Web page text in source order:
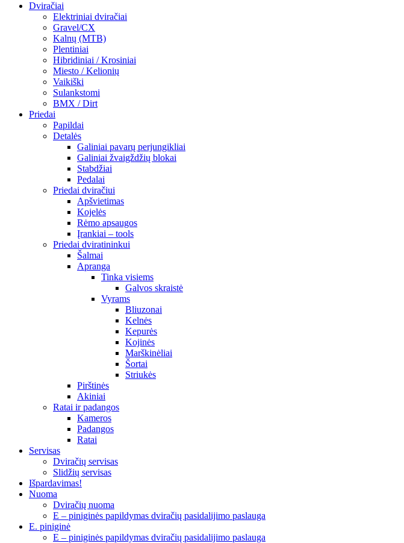
Dviračiai
Elektriniai dviračiai
Gravel/CX
Kalnų (MTB)
Plentiniai
Hibridiniai / Krosiniai
Miesto / Kelionių
Vaikiški
Sulankstomi
BMX / Dirt
Priedai
Papildai
Detalės
Galiniai pavarų perjungikliai
Galiniai žvaigždžių blokai
Stabdžiai
Pedalai
Priedai dviračiui
Apšvietimas
Kojelės
Rėmo apsaugos
Įrankiai – tools
Priedai dviratininkui
Šalmai
Apranga
Tinka visiems
Galvos skraistė
Vyrams
Bliuzonai
Kelnės
Kepurės
Kojinės
Marškinėliai
Šortai
Striukės
Pirštinės
Akiniai
Ratai ir padangos
Kameros
Padangos
Ratai
Servisas
Dviračių servisas
Slidžių servisas
Išpardavimas!
Nuoma
Dviračių nuoma
E – piniginės papildymas dviračių pasidalijimo paslauga
E. piniginė
E – piniginės papildymas dviračių pasidalijimo paslauga